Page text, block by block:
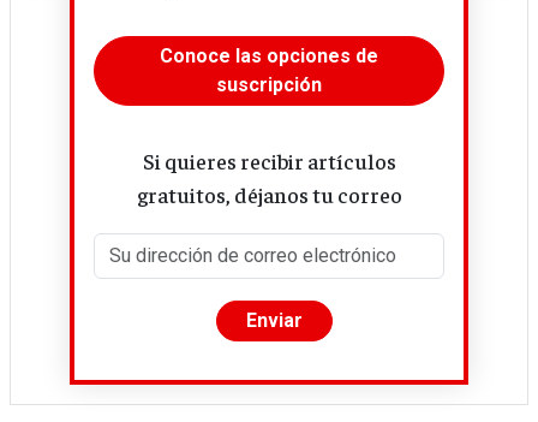
Conoce las opciones de
suscripción
Si quieres recibir artículos
gratuitos, déjanos tu correo